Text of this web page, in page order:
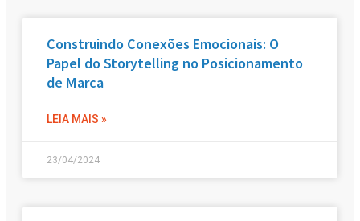
Construindo Conexões Emocionais: O
Papel do Storytelling no Posicionamento
de Marca
LEIA MAIS »
23/04/2024